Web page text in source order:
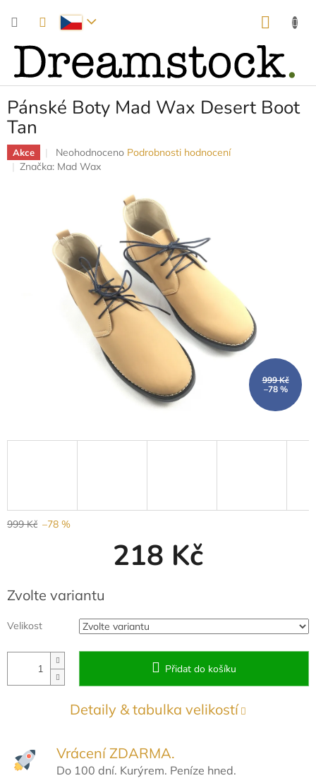
Pánské Boty Mad Wax Desert Boot
Tan
Akce
Průměrné
hodnocení
5
hvězdiček.
Neohodnoceno Podrobnosti hodnocení
Značka: Mad Wax
999 Kč
–78 %
999 Kč –78 %
218 Kč
Měrná
cena:
Zvolte variantu
Velikost
Přidat do košíku
Detaily & tabulka velikostí
Vrácení ZDARMA.
Do 100 dní. Kurýrem. Peníze hned.